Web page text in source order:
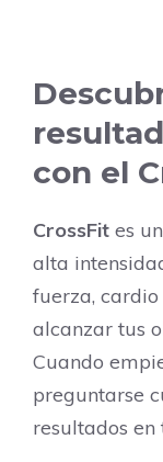
con el
CrossFit es
alta
fuerza,
alcanzar tus
Cuando
preguntarse
resultados en